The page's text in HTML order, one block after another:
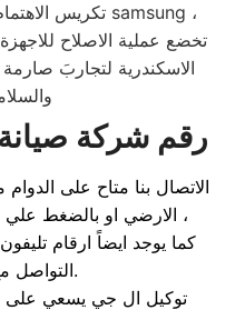
تكريس الاهتمام والعناية الفائقة بعملاء منتجات samsung ،
تخضع عملية الاصلاح
الاسكندرية لتجاربَ صارمة
رقم شركة
الاتصال بنا متاح على
الارضي او بالضغط علي ايقونة الهاتف ثم الاتصال ،
كما يوجد ايضاً ارقام
التواصل مع عملائنا.
توكيل ال جي يسعي على